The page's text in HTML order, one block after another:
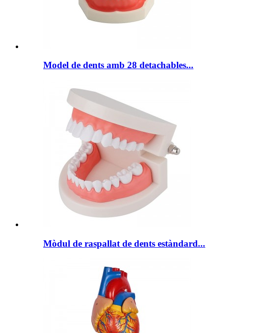
Model de dents amb 28 detachables...
Mòdul de raspallat de dents estàndard...